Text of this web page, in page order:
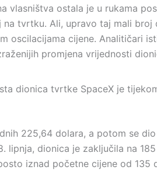
vlasništva ostala je u rukama
na tvrtku. Ali, upravo taj mali
oscilacijama cijene. Analitičari
promjena vrijednosti
dionica tvrtke SpaceX je
225,64 dolara, a potom se
lipnja, dionica je zaključila na
iznad početne cijene od 135